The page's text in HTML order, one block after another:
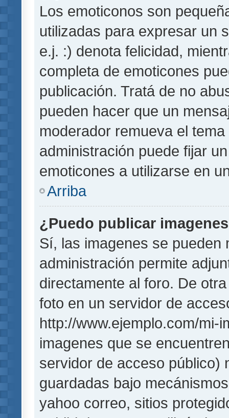
Los emoticonos son
utilizadas para expresar un
e.j. :) denota felicidad,
completa de emoticones
publicación. Tratá de no
pueden hacer que un
moderador remueva el
administración puede fijar
emoticones a utilizarse en
Arriba
¿Puedo publicar
Sí, las imagenes se pueden
administración permite
directamente al foro. De
foto en un servidor de
http://www.ejemplo.com/mi-
imagenes que se
servidor de acceso público)
guardadas bajo
yahoo correo, sitios